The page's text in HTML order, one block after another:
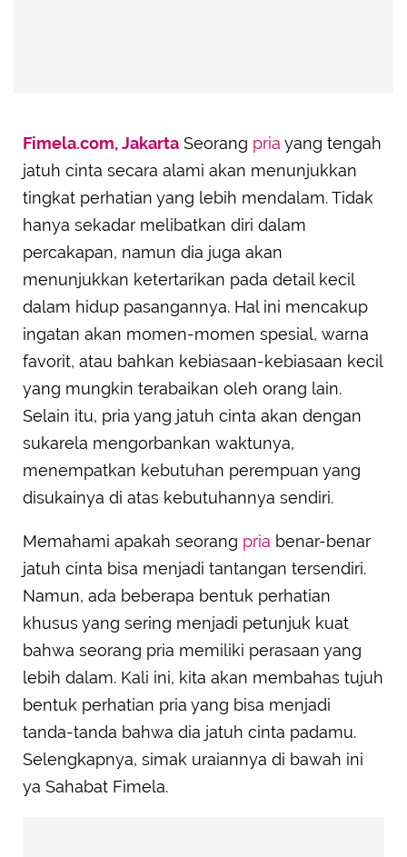
Fimela.com, Jakarta Seorang pria yang tengah
jatuh cinta secara alami akan menunjukkan
tingkat perhatian yang lebih mendalam. Tidak
hanya sekadar melibatkan diri dalam
percakapan, namun dia juga akan
menunjukkan ketertarikan pada detail kecil
dalam hidup pasangannya. Hal ini mencakup
ingatan akan momen-momen spesial, warna
favorit, atau bahkan kebiasaan-kebiasaan kecil
yang mungkin terabaikan oleh orang lain.
Selain itu, pria yang jatuh cinta akan dengan
sukarela mengorbankan waktunya,
menempatkan kebutuhan perempuan yang
disukainya di atas kebutuhannya sendiri.
Memahami apakah seorang pria benar-benar
jatuh cinta bisa menjadi tantangan tersendiri.
Namun, ada beberapa bentuk perhatian
khusus yang sering menjadi petunjuk kuat
bahwa seorang pria memiliki perasaan yang
lebih dalam. Kali ini, kita akan membahas tujuh
bentuk perhatian pria yang bisa menjadi
tanda-tanda bahwa dia jatuh cinta padamu.
Selengkapnya, simak uraiannya di bawah ini
ya Sahabat Fimela.